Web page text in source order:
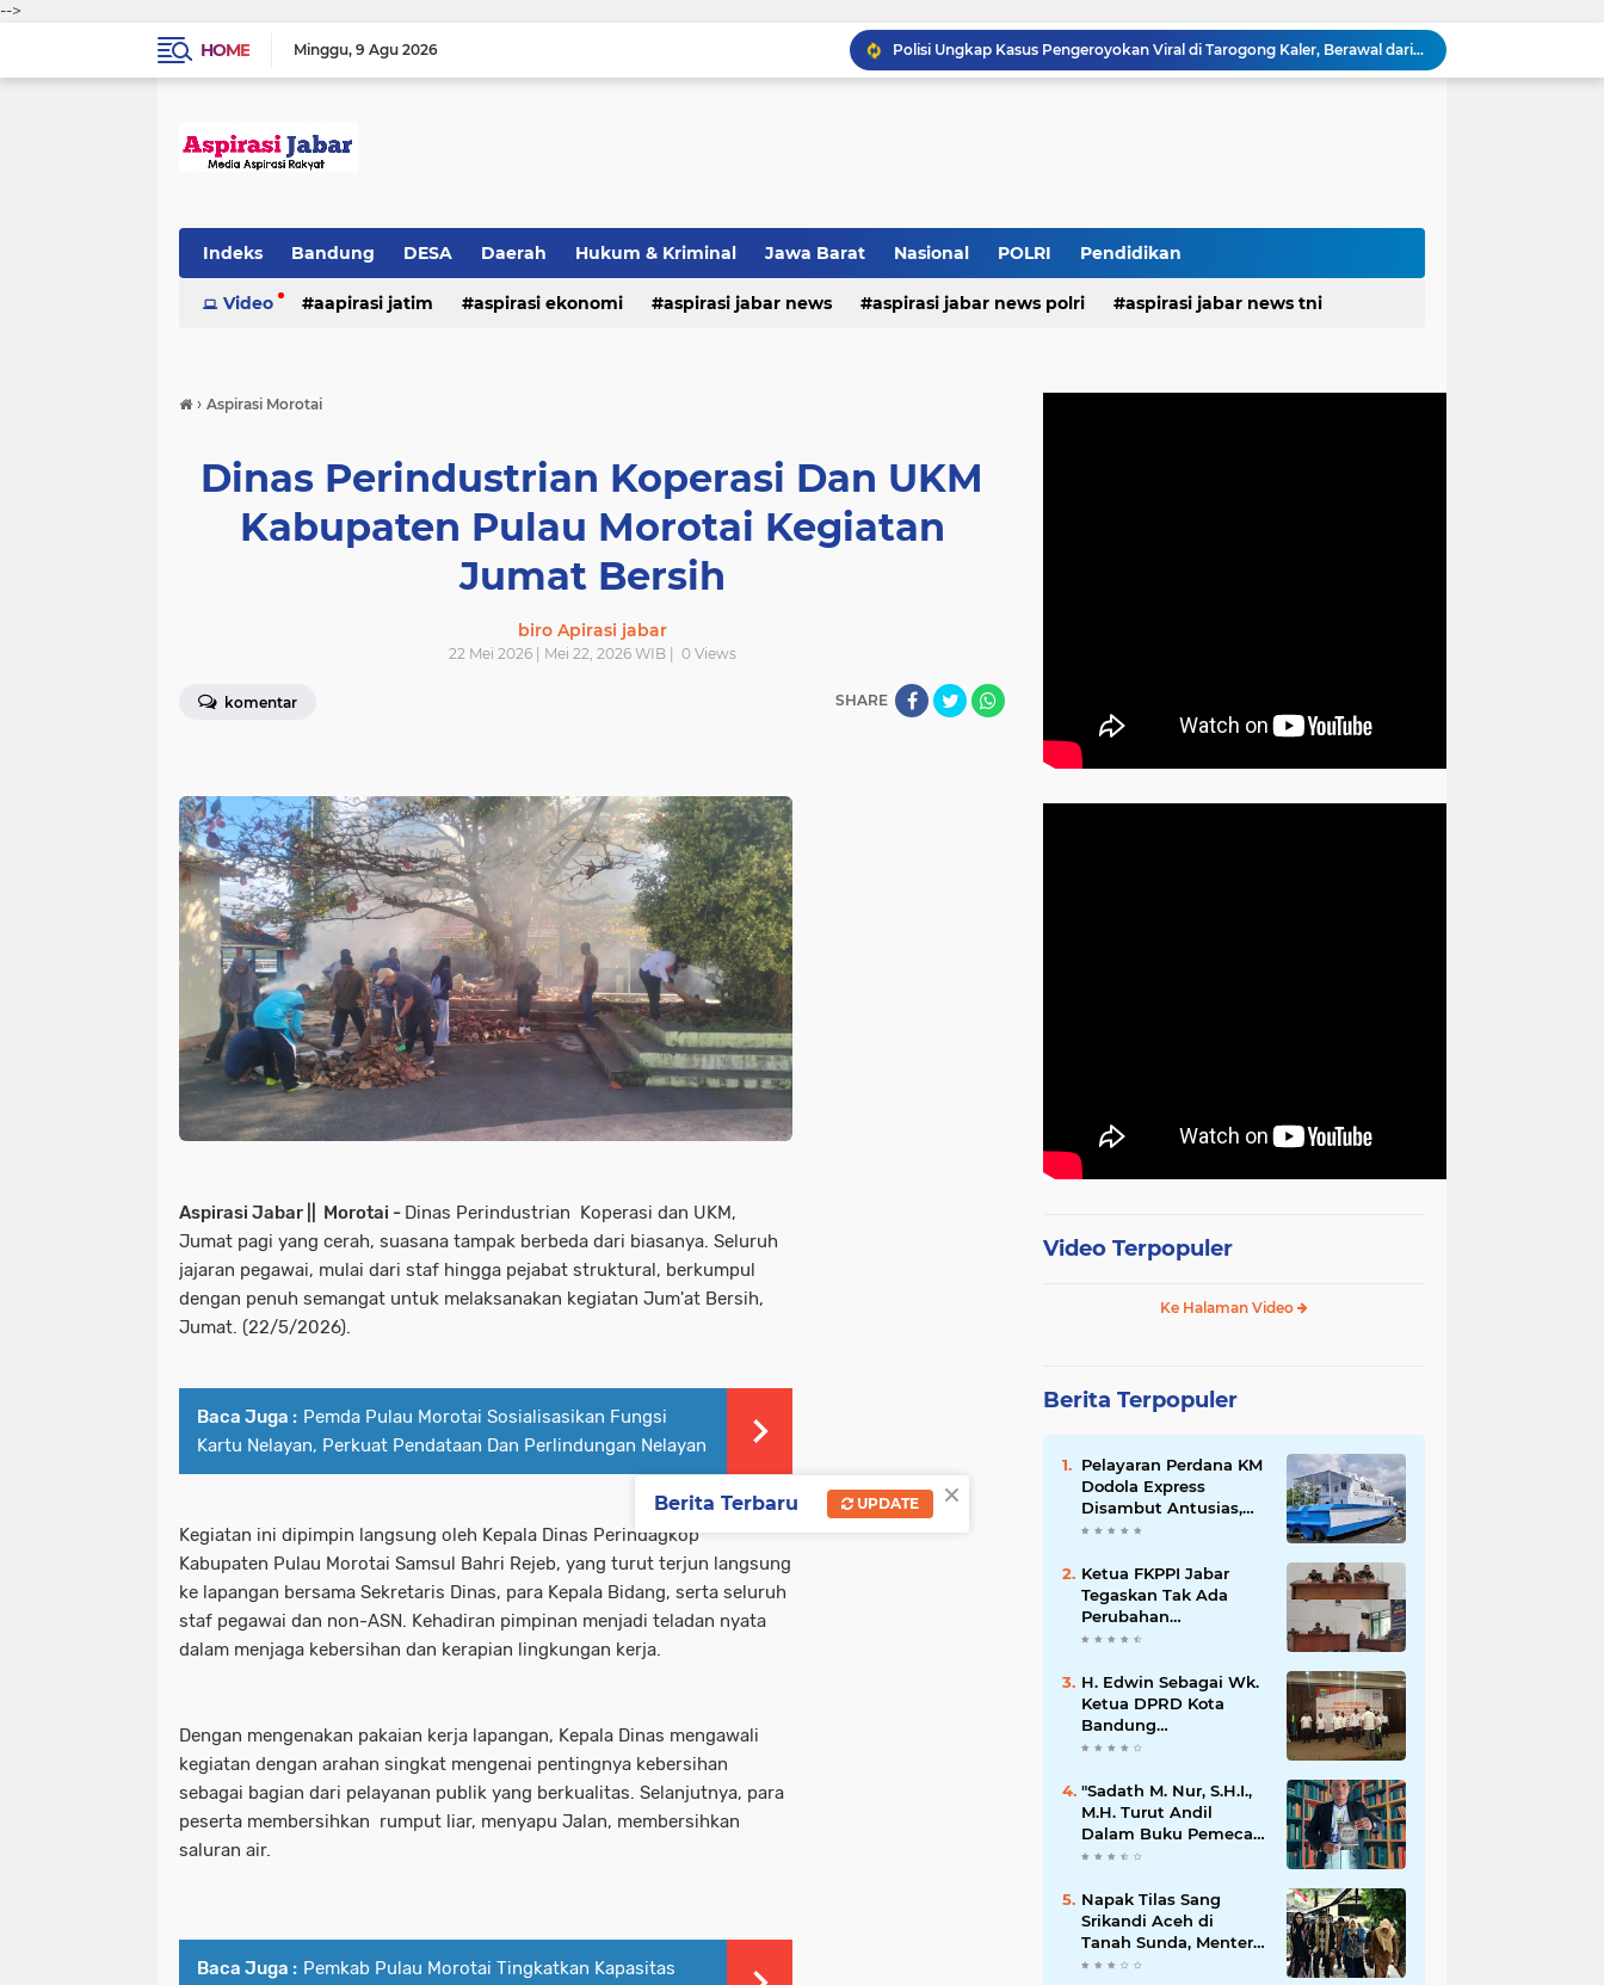
-->
HOME
Minggu 9 Agu 2026 Polisi Ungkap Kasus Pengeroyokan Viral di Tarogong Kaler, Berawal dari Knalpot Brong
Wapang TNI Tinjau Kesiapan Yonif TP di Sumatera Utara
PEMDES RAWALELE GELAR MUSDES TENTUKAN RKPDes, PANITIA PILKADES SERTA PERINGATI HUT KE-81 KEMERDEKAAN RI
Baliho “Calon Kades” Terpasang Sebelum Kampanye, Panitia Pilkades Cimuja Jangan Tutup Mata
Pastikan Kenyamanan Investasi, Bupati Morotai Kunjungi Mitita Resort
Indeks Bandung DESA Daerah Hukum & Kriminal Jawa Barat Nasional POLRI Pendidikan
Video aapirasi jatim aspirasi ekonomi aspirasi jabar news aspirasi jabar news polri aspirasi jabar news tni
hukum & kriminal
› Aspirasi Morotai
Dinas Perindustrian Koperasi Dan UKM
Kabupaten Pulau Morotai Kegiatan
Jumat Bersih
biro Apirasi jabar
22 Mei 2026 | Mei 22, 2026 WIB | 0Views
komentar SHARE
Aspirasi Jabar || Morotai - Dinas Perindustrian Koperasi dan UKM,
Jumat pagi yang cerah, suasana tampak berbeda dari biasanya. Seluruh
jajaran pegawai, mulai dari staf hingga pejabat struktural, berkumpul
dengan penuh semangat untuk melaksanakan kegiatan Jum'at Bersih,
Jumat. (22/5/2026).
Baca Juga : Pemda Pulau Morotai Sosialisasikan Fungsi
Kartu Nelayan, Perkuat Pendataan Dan Perlindungan Nelayan
Kegiatan ini dipimpin langsung oleh Kepala Dinas Perindagkop
Kabupaten Pulau Morotai Samsul Bahri Rejeb, yang turut terjun langsung
ke lapangan bersama Sekretaris Dinas, para Kepala Bidang, serta seluruh
staf pegawai dan non-ASN. Kehadiran pimpinan menjadi teladan nyata
dalam menjaga kebersihan dan kerapian lingkungan kerja.
Dengan mengenakan pakaian kerja lapangan, Kepala Dinas mengawali
kegiatan dengan arahan singkat mengenai pentingnya kebersihan
sebagai bagian dari pelayanan publik yang berkualitas. Selanjutnya, para
peserta membersihkan rumput liar, menyapu Jalan, membersihkan
saluran air.
Baca Juga : Pemkab Pulau Morotai Tingkatkan Kapasitas
Video Terpopuler
Ke Halaman Video
Berita Terpopuler
Pelayaran Perdana KM
Dodola Express
Disambut Antusias,
Baling-Baling Segera
Ketua FKPPI Jabar
Tegaskan Tak Ada
Perubahan
Kepengurusan PC KB
Ketua Cabang Diminta
Segera Konsolidasi
H. Edwin Sebagai Wk.
Ketua DPRD Kota
Bandung
Mengapresiasi Dan
Kepada
Kepemimpinan Merdi
Hajiji Sebagai ketua
DPD Lpm Kota
2021-2026
"Sadath M. Nur, S.H.I.,
M.H. Turut Andil
Dalam Buku Pemecah
Rekor MURI Puisi
Napak Tilas Sang
Srikandi Aceh di
Tanah Sunda, Menteri
Ekraf Ziarahi Makam
×
Berita Terbaru UPDATE